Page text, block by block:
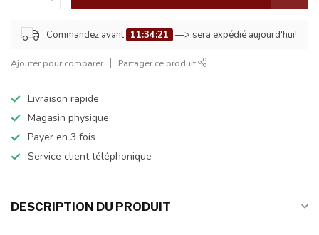
Commandez avant 11:34:21 —> sera expédié aujourd'hui!
Ajouter pour comparer Partager ce produit
Livraison rapide
Magasin physique
Payer en 3 fois
Service client téléphonique
DESCRIPTION DU PRODUIT